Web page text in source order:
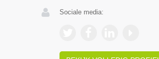
Sociale media: